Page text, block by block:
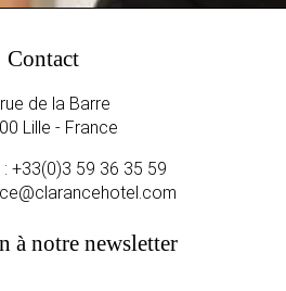
Contact
de la Barre
Lille - France
+33(0)3 59 36 35 59
à notre newsletter